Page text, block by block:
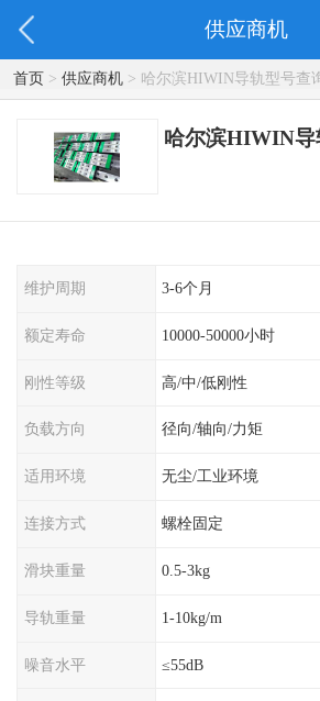
供应商机
首页> 供应商机> 哈尔滨HIWIN导轨型号查
哈尔滨HIWIN导
维护周期 3-6个月
额定寿命 10000-50000小时
刚性等级 高/中/低刚性
负载方向 径向/轴向/力矩
适用环境 无尘/工业环境
连接方式 螺栓固定
滑块重量 0.5-3kg
导轨重量 1-10kg/m
噪音水平 ≤55dB